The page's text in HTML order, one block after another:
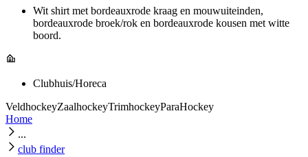
Wit shirt met bordeauxrode kraag en mouwuiteinden,
bordeauxrode broek/rok en bordeauxrode kousen met witte
boord.
Clubhuis/Horeca
VeldhockeyZaalhockeyTrimhockeyParaHockey
Home
...
club finder